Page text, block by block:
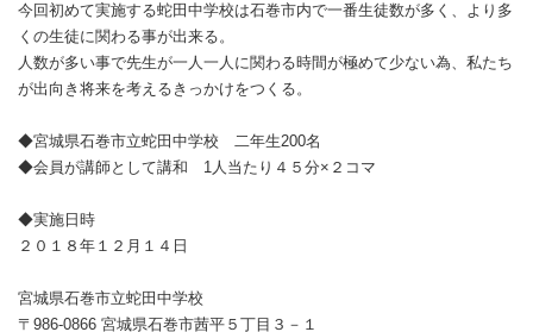
今回初めて実施する蛇田中学校は石巻市内で一番生徒数が多く、より多
くの生徒に関わる事が出来る。
人数が多い事で先生が一人一人に関わる時間が極めて少ない為、私たち
が出向き将来を考えるきっかけをつくる。
◆宮城県石巻市立蛇田中学校 二年生200名
◆会員が講師として講和 1人当たり４５分×２コマ
◆実施日時
２０１８年１２月１４日
宮城県石巻市立蛇田中学校
〒 986-0866 宮城県石巻市茜平５丁目３－１